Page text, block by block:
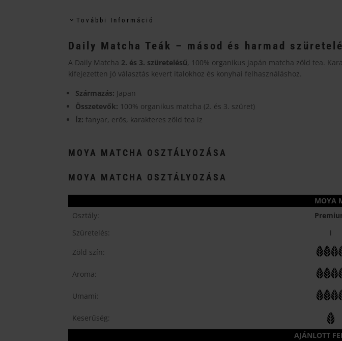
több
van.
változatok
termékoldalon
választhatók
ki
van.
A
változatok
termékoldalon
További Információ
Daily Matcha Teák – másod és harmad
A Daily Matcha 2. és 3. szüretelésű, 100% organikus japán matcha zöld tea.
kifejezetten jó választás kevert italokhoz és konyhai felhasználáshoz.
Származás: Japan
Összetevők: 100% organikus matcha (2. és 3. szüret)
Íz: fanyar, erős, karakteres zöld tea íz
MOYA MATCHA OSZTÁLYOZÁSA
MOYA MATCHA OSZTÁLYOZÁSA
MOYA
Osztály:
Szüretelés:
I
Zöld szín:
Aroma:
Umami:
Keserűség:
AJÁNLOTT